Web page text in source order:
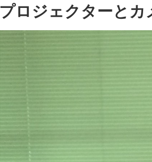
プロジェクターとカ